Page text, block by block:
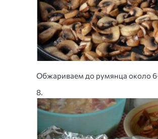
Обжариваем до румянца около